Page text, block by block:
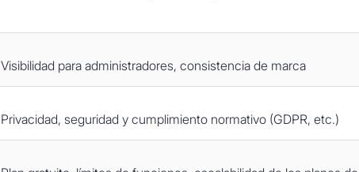
Visibilidad para administradores, consistencia de marca
Privacidad, seguridad y cumplimiento normativo (GDPR, etc.)